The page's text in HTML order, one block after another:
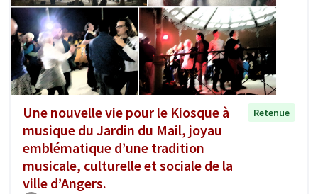
Une nouvelle vie pour le Kiosque à
musique du Jardin du Mail, joyau
emblématique d’une tradition
musicale, culturelle et sociale de la
ville d’Angers.
Retenue